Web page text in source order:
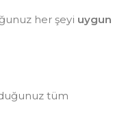
her şeyi uygun
tüm